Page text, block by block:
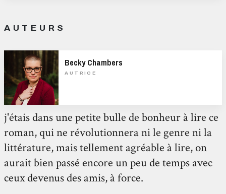
AUTEURS
Becky Chambers
AUTRICE
j'étais dans une petite bulle de bonheur à lire ce
roman, qui ne révolutionnera ni le genre ni la
littérature, mais tellement agréable à lire, on
aurait bien passé encore un peu de temps avec
ceux devenus des amis, à force.